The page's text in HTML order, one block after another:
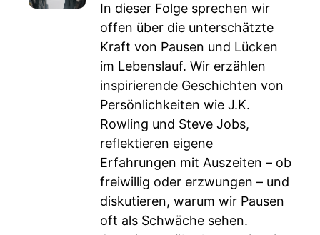
In dieser Folge sprechen wir
offen über die unterschätzte
Kraft von Pausen und Lücken
im Lebenslauf. Wir erzählen
inspirierende Geschichten von
Persönlichkeiten wie J.K.
Rowling und Steve Jobs,
reflektieren eigene
Erfahrungen mit Auszeiten – ob
freiwillig oder erzwungen – und
diskutieren, warum wir Pausen
oft als Schwäche sehen.